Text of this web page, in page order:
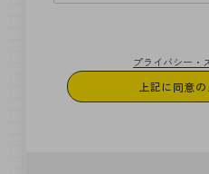
プライバシー・